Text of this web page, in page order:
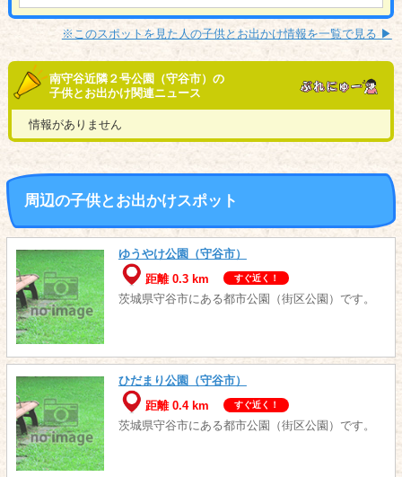
※このスポットを見た人の子供とお出かけ情報を一覧で見る ▶︎
南守谷近隣２号公園（守谷市）の
子供とお出かけ関連ニュース
情報がありません
周辺の子供とお出かけスポット
ゆうやけ公園（守谷市）
距離 0.3 km
すぐ近く！
茨城県守谷市にある都市公園（街区公園）です。
ひだまり公園（守谷市）
距離 0.4 km
すぐ近く！
茨城県守谷市にある都市公園（街区公園）です。